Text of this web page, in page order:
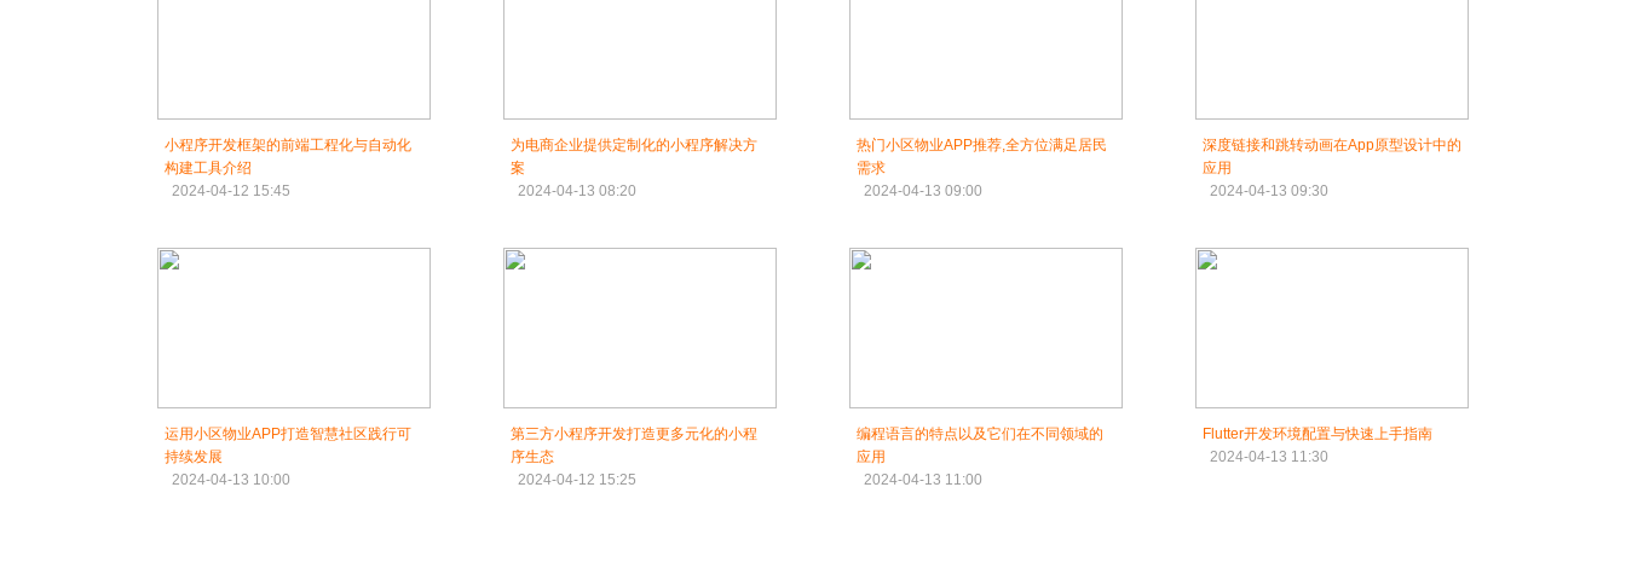
小程序开发框架的前端工程化与自动化
构建工具介绍
2024-04-12 15:45
为电商企业提供定制化的小程序解决方
案
2024-04-13 08:20
热门小区物业APP推荐,全方位满足居民
需求
2024-04-13 09:00
深度链接和跳转动画在App原型设计中的
应用
2024-04-13 09:30
运用小区物业APP打造智慧社区践行可
持续发展
2024-04-13 10:00
第三方小程序开发打造更多元化的小程
序生态
2024-04-12 15:25
编程语言的特点以及它们在不同领域的
应用
2024-04-13 11:00
Flutter开发环境配置与快速上手指南
2024-04-13 11:30